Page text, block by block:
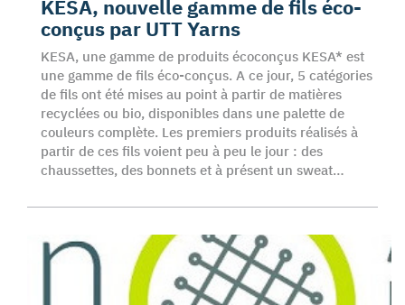
KESA, nouvelle gamme de fils éco-
conçus par UTT Yarns
KESA, une gamme de produits écoconçus KESA* est
une gamme de fils éco-conçus. A ce jour, 5 catégories
de fils ont été mises au point à partir de matières
recyclées ou bio, disponibles dans une palette de
couleurs complète. Les premiers produits réalisés à
partir de ces fils voient peu à peu le jour : des
chaussettes, des bonnets et à présent un sweat…